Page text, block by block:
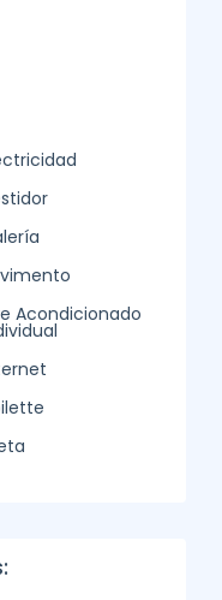
Acondicionado